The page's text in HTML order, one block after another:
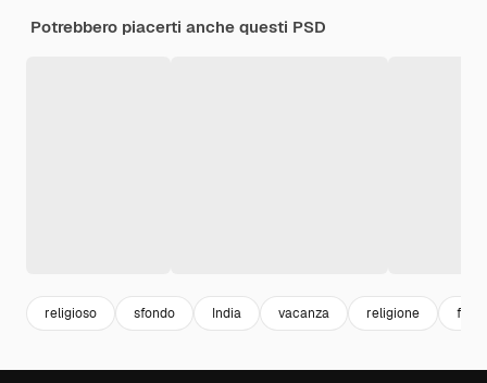
Potrebbero piacerti anche questi PSD
religioso sfondo India vacanza religione